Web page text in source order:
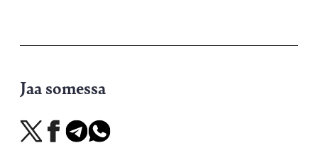
Jaa somessa
Jaa
Jaa
Jaa
Jaa